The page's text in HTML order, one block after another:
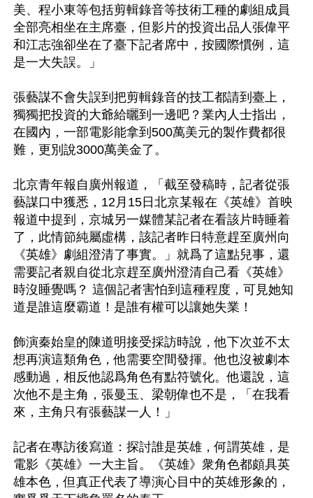
美、程小東等包括剪輯錄音等技術工種的劇組成員
全部亮相坐在主席臺，但影片的投資出品人張偉平
和江志強卻坐在了臺下記者席中，按國際慣例，這
是一大失誤。」
張藝謀不會失誤到把剪輯錄音的技工都請到臺上，
獨獨把投資的大爺給曬到一邊吧？業內人士指出，
在國內，一部電影能拿到500萬美元的製作費都很
難，更別說3000萬美金了。
北京青年報自廣州報道，「截至發稿時，記者從張
藝謀口中獲悉，12月15日北京某報在《英雄》首映
報道中提到，京城另一媒體某記者在看該片時睡着
了，此情節純屬虛構，該記者昨日特意趕至廣州向
《英雄》劇組澄清了事實。」就爲了這點兒事，還
需要記者親自從北京趕至廣州澄清自己看《英雄》
時沒睡覺嗎？ 這個記者害怕到這種程度，可見她知
道是誰這麼霸道！是誰有權可以讓她失業！
飾演秦始皇的陳道明接受採訪時說，他下次並不太
想再演這類角色，他需要空間發揮。他也沒被劇本
感動過，相反他認爲角色有點符號化。他還說，這
次他不是主角，張曼玉、梁朝偉也不是，「在我看
來，主角只有張藝謀一人！」
記者在專訪後寫道：探討誰是英雄，何謂英雄，是
電影《英雄》一大主旨。《英雄》衆角色都頗具英
雄本色，但真正代表了導演心目中的英雄形象的，